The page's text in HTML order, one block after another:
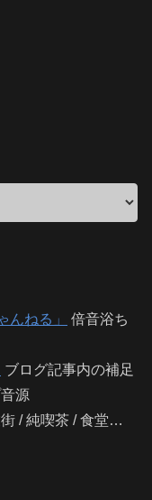
ねる」
倍音浴ち
ブログ記事内の補足
源
/ 純喫茶 / 食堂…